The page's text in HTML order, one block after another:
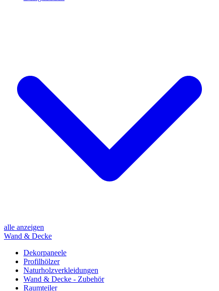
alle anzeigen
Wand & Decke
Dekorpaneele
Profilhölzer
Naturholzverkleidungen
Wand & Decke - Zubehör
Raumteiler